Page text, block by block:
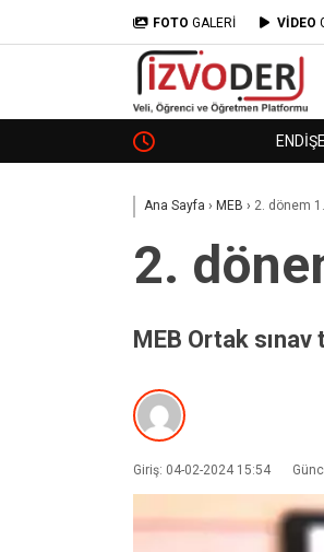
FOTO GALERİ VİDEO
ENDİŞE VELİLERİ “
Ana Sayfa › MEB › 2. dönem
2.
MEB Ortak
Giriş: 04-02-2024 15:54